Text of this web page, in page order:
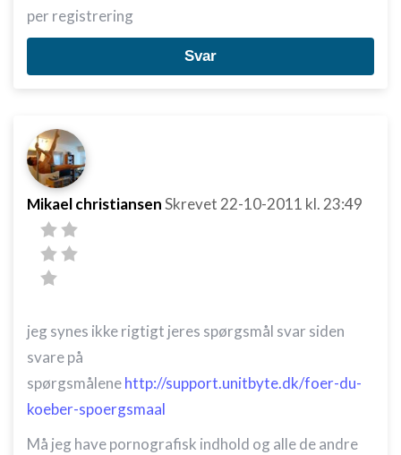
per registrering
Svar
Mikael christiansenSkrevet 22-10-2011 kl. 23:49
jeg synes ikke rigtigt jeres spørgsmål svar siden
svare på
spørgsmålenehttp://support.unitbyte.dk/foer-du-
koeber-spoergsmaal
Må jeg have pornografisk indhold og alle de andre